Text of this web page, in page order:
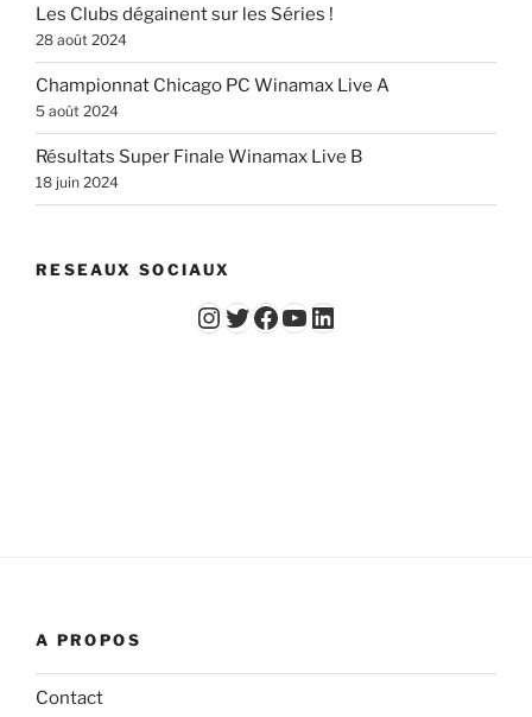
Les Clubs dégainent sur les Séries !
28 août 2024
Championnat Chicago PC Winamax Live A
5 août 2024
Résultats Super Finale Winamax Live B
18 juin 2024
RESEAUX SOCIAUX
Instagram
Twitter
Facebook
YouTube - Vidéos du Chicago Poker ClubLinkedIn
A PROPOS
Contact